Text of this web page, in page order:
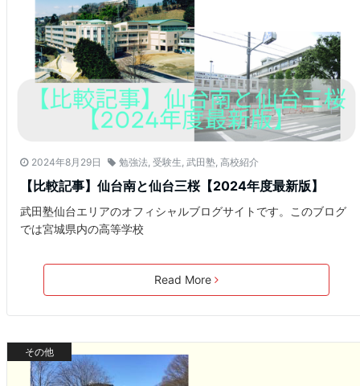
2024年8月29日 勉強法 受験生 武田塾 高校紹介
【比較記事】仙台南と仙台三桜【2024年度最新版】
武田塾仙台エリアのオフィシャルブログサイトです。このブログ
では宮城県内の高等学校
Read More
その他